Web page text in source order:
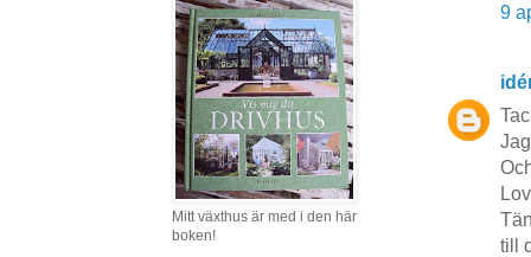
9
till
Mitt växthus är med i den här
boken!